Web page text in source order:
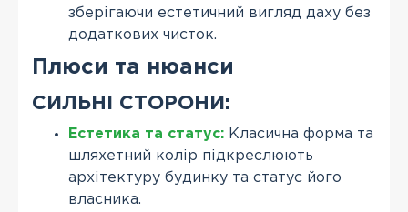
зберігаючи естетичний вигляд даху без
додаткових чисток.
Плюси та нюанси
СИЛЬНІ СТОРОНИ:
Естетика та статус: Класична форма та
шляхетний колір підкреслюють
архітектуру будинку та статус його
власника.